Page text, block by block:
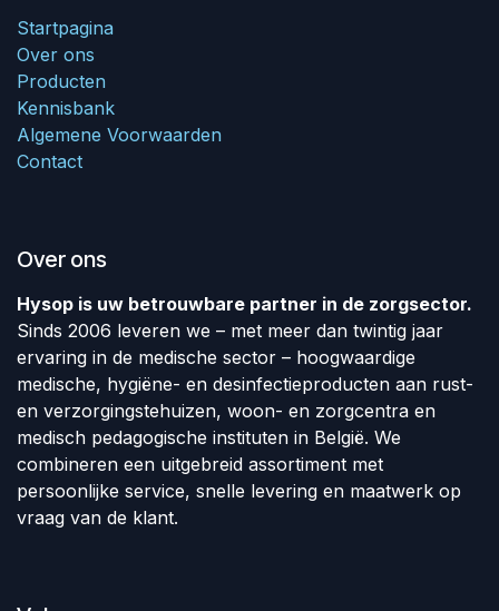
Startpagina
Over ons
Producten
Kennisbank
Algemene Voorwaarden
Contact
Over ons
Hysop is uw betrouwbare partner in de zorgsector.
Sinds 2006 leveren we – met meer dan twintig jaar
ervaring in de medische sector – hoogwaardige
medische, hygiëne- en desinfectieproducten aan rust-
en verzorgingstehuizen, woon- en zorgcentra en
medisch pedagogische instituten in België. We
combineren een uitgebreid assortiment met
persoonlijke service, snelle levering en maatwerk op
vraag van de klant.